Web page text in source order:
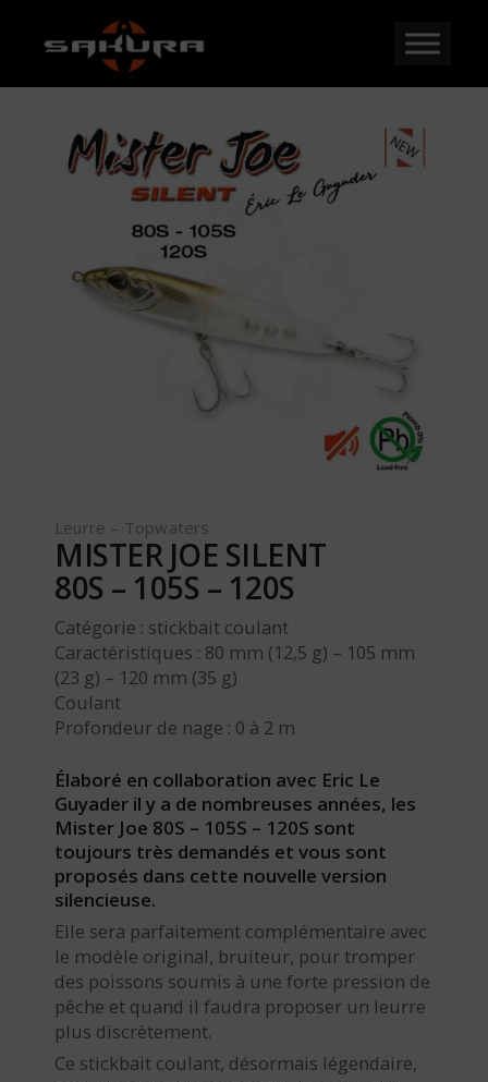
Leurre – Topwaters
MISTER JOE SILENT
80S – 105S – 120S
Catégorie : stickbait coulant
Caractéristiques : 80 mm (12,5 g) – 105 mm
(23 g) – 120 mm (35 g)
Coulant
Profondeur de nage : 0 à 2 m
Élaboré en collaboration avec Eric Le
Guyader il y a de nombreuses années, les
Mister Joe 80S – 105S – 120S sont
toujours très demandés et vous sont
proposés dans cette nouvelle version
silencieuse.
Elle sera parfaitement complémentaire avec
le modèle original, bruiteur, pour tromper
des poissons soumis à une forte pression de
pêche et quand il faudra proposer un leurre
plus discrètement.
Ce stickbait coulant, désormais légendaire,